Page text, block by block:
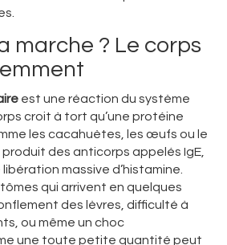
marche ? Le corps
est une réaction du système
croit à tort qu’une protéine
les cacahuètes, les œufs ou le
produit des anticorps appelés IgE,
massive d’histamine.
qui arrivent en quelques
des lèvres, difficulté à
ou même un choc
une toute petite quantité peut